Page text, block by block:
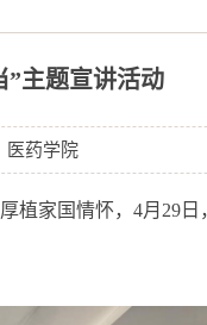
”主题宣讲活动
医药学院
植家国情怀，4月29日